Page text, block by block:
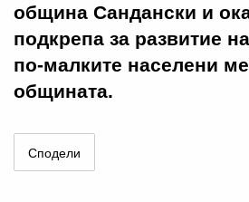
община Сандански и
подкрепа за развитие
по-малките населени
общината.
Сподели